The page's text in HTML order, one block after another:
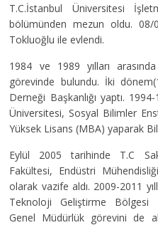
T.C.İstanbul Üniversitesi
bölümünden mezun oldu. 08/
Tokluoğlu ile evlendi.
1984 ve 1989 yılları
görevinde bulundu. İki
Derneği Başkanlığı yaptı.
Üniversitesi, Sosyal Bilimler
Yüksek Lisans (MBA) yaparak
Eylül 2005 tarihinde T.C
Fakültesi, Endüstri
olarak vazife aldı. 2009-2011
Teknoloji Geliştirme Bölgesi
Genel Müdürlük görevini de